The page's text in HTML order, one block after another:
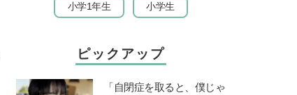
小学1年生 小学生
ピックアップ
「自閉症を取ると、僕じゃ